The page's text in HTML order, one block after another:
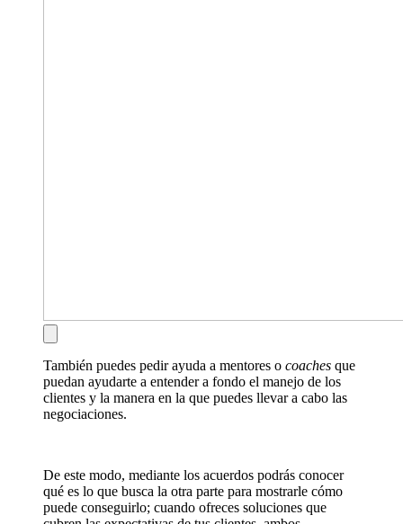
También puedes pedir ayuda a mentores o coaches que
puedan ayudarte a entender a fondo el manejo de los
clientes y la manera en la que puedes llevar a cabo las
negociaciones.
De este modo, mediante los acuerdos podrás conocer
qué es lo que busca la otra parte para mostrarle cómo
puede conseguirlo; cuando ofreces soluciones que